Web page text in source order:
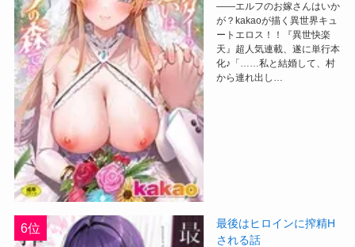
――エルフのお嫁さんはいか
が？kakaoが描く異世界キュ
ートエロス！！『異世快楽
天』超人気連載、遂に単行本
化♪「……私と結婚して、村
から連れ出し…
6位
最後はヒロインに搾精H
される話